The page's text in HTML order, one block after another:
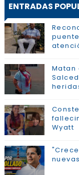
ENTRADAS
Matan
Wyatt